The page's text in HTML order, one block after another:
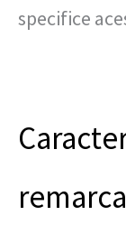
specifice